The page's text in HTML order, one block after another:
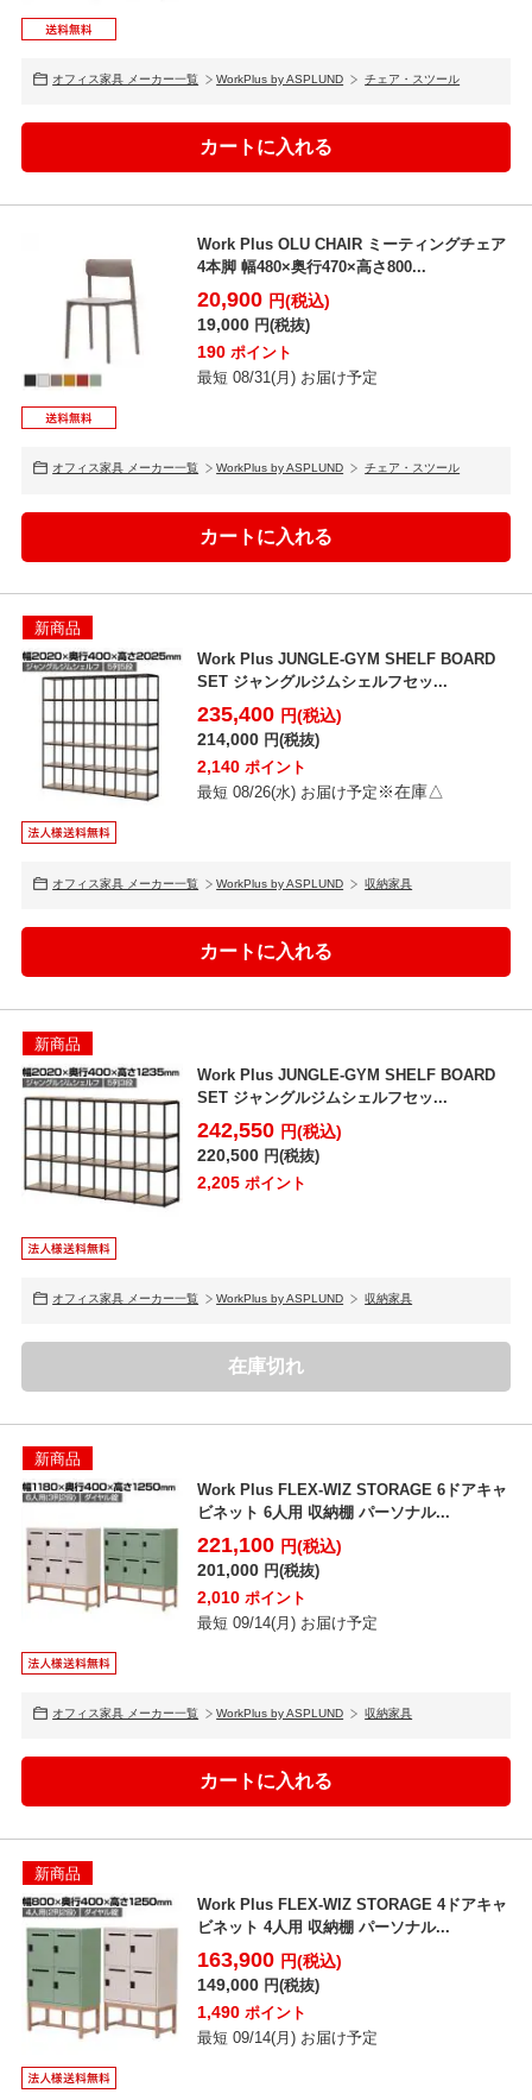
オフィス家具 メーカー一覧 WorkPlus by ASPLUND チェア・スツール
Work Plus OLU CHAIR ミーティングチェア
4本脚 幅480×奥行470×高さ800...
20,900 円(税込)
19,000 円(税抜)
190 ポイント
最短 08/31(月) お届け予定
オフィス家具 メーカー一覧 WorkPlus by ASPLUND チェア・スツール
新商品
Work Plus JUNGLE-GYM SHELF BOARD
SET ジャングルジムシェルフセッ...
235,400 円(税込)
214,000 円(税抜)
2,140 ポイント
最短 08/26(水) お届け予定 ※在庫△
オフィス家具 メーカー一覧 WorkPlus by ASPLUND 収納家具
新商品
Work Plus JUNGLE-GYM SHELF BOARD
SET ジャングルジムシェルフセッ...
242,550 円(税込)
220,500 円(税抜)
2,205 ポイント
オフィス家具 メーカー一覧 WorkPlus by ASPLUND 収納家具
在庫切れ
新商品
Work Plus FLEX-WIZ STORAGE 6ドアキャ
ビネット 6人用 収納棚 パーソナル...
221,100 円(税込)
201,000 円(税抜)
2,010 ポイント
最短 09/14(月) お届け予定
オフィス家具 メーカー一覧 WorkPlus by ASPLUND 収納家具
新商品
Work Plus FLEX-WIZ STORAGE 4ドアキャ
ビネット 4人用 収納棚 パーソナル...
163,900 円(税込)
149,000 円(税抜)
1,490 ポイント
最短 09/14(月) お届け予定